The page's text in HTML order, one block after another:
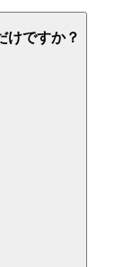
けですか？